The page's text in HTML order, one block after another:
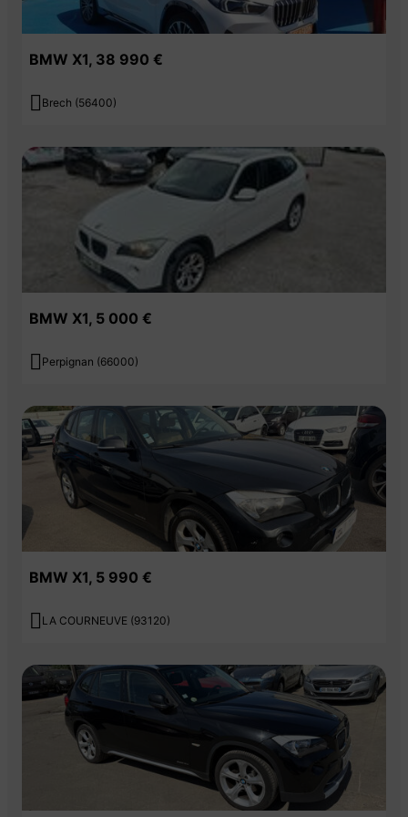
Démarrage sans clé via le bouton Start/Stop
Eclairage de l'habitacle à l'AV,
Lève-vitres AV/AR électriques avec commande par impulsion et
Ligne M Sport
Rétroviseur intérieur électrochrome
Rétroviseurs extérieurs électrochromes (côté conducteur) et
rabattables électriquement
Sièges Advanced pour conducteur et passager AV
Sièges AV réglables en hauteur
Tapis de sol en velours
Touches multifonctions sur le volant
Triangle de présignalisation
Verrouillage centralisé des portes,
- coffres et trappe à essence
Volant 3 branches gainé cuir réglable en hauteur et en profondeur
Volant M gainé cuir
BMW X1, 38 990 €
 Brech (56400)
BMW X1, 5 000 €
 Perpignan (66000)
BMW X1, 5 990 €
 LA COURNEUVE (93120)